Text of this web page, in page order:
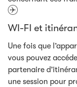
WI-FI et
Une fois que
vous pouvez
partenaire
une session pour